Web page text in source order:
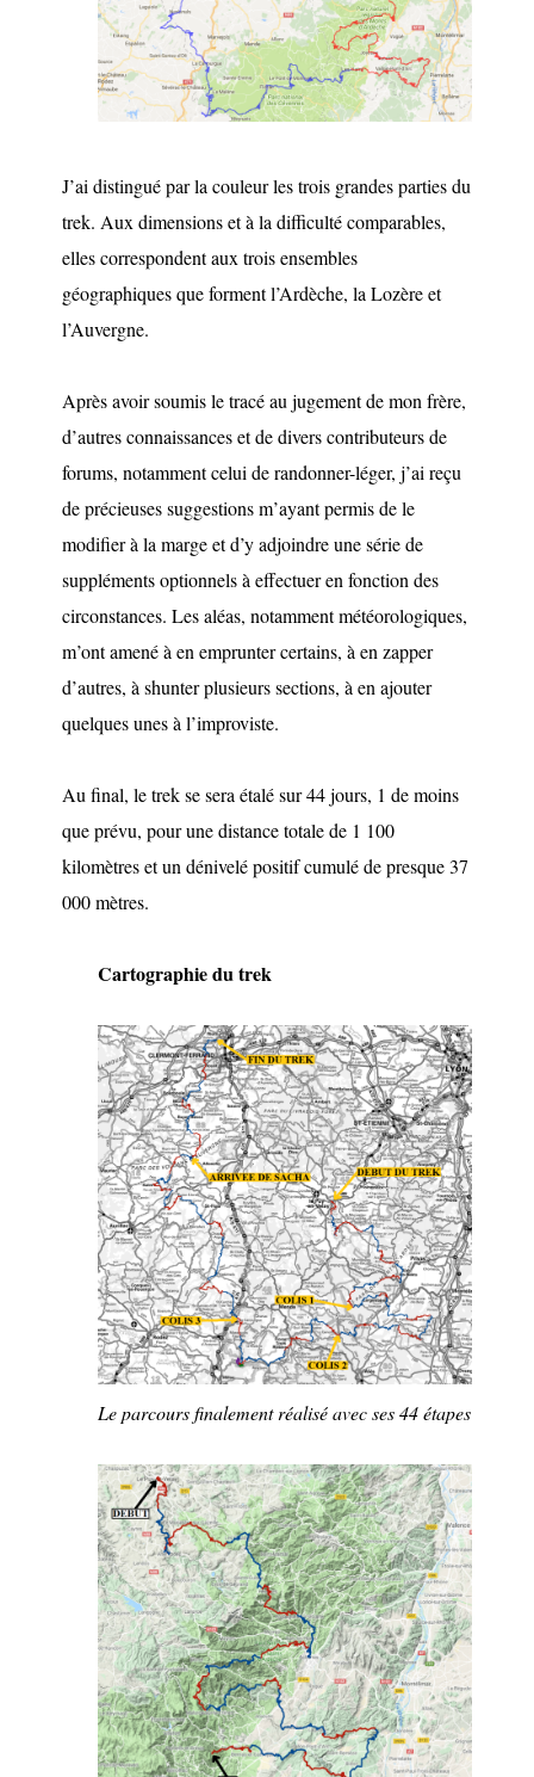
J’ai distingué par la couleur les trois grandes parties du
trek. Aux dimensions et à la difficulté comparables,
elles correspondent aux trois ensembles
géographiques que forment l’Ardèche, la Lozère et
l’Auvergne.
Après avoir soumis le tracé au jugement de mon frère,
d’autres connaissances et de divers contributeurs de
forums, notamment celui de randonner-léger, j’ai reçu
de précieuses suggestions m’ayant permis de le
modifier à la marge et d’y adjoindre une série de
suppléments optionnels à effectuer en fonction des
circonstances. Les aléas, notamment météorologiques,
m’ont amené à en emprunter certains, à en zapper
d’autres, à shunter plusieurs sections, à en ajouter
quelques unes à l’improviste.
Au final, le trek se sera étalé sur 44 jours, 1 de moins
que prévu, pour une distance totale de 1 100
kilomètres et un dénivelé positif cumulé de presque 37
000 mètres.
Cartographie du trek
Le parcours finalement réalisé avec ses 44 étapes